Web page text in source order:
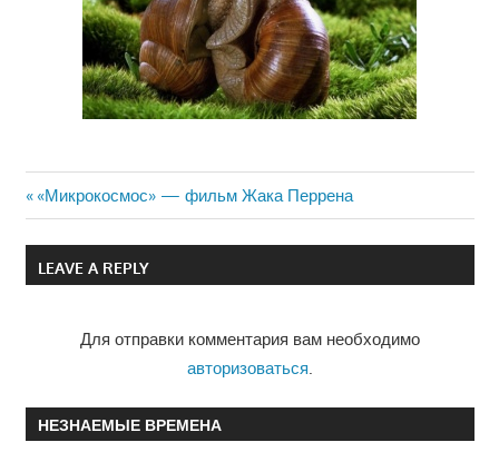
Навигация
по
Previous
Post:
«Микрокосмос» — фильм Жака Перрена
LEAVE A REPLY
Для отправки комментария вам необходимо
авторизоваться
НЕЗНАЕМЫЕ ВРЕМЕНА